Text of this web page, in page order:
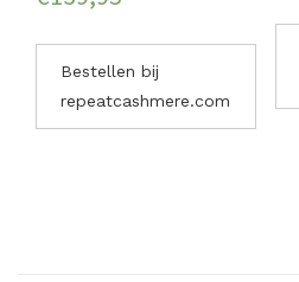
Bestellen bij
repeatcashmere.com